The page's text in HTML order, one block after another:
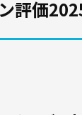
評価